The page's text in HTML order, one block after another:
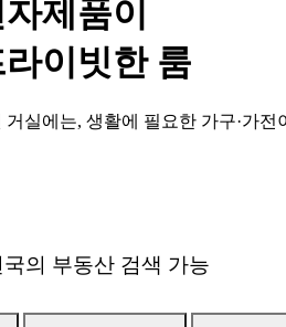
제품이
이빗한 룸
거실에는, 생활에 필요한 가구·가
의 부동산 검색 가능